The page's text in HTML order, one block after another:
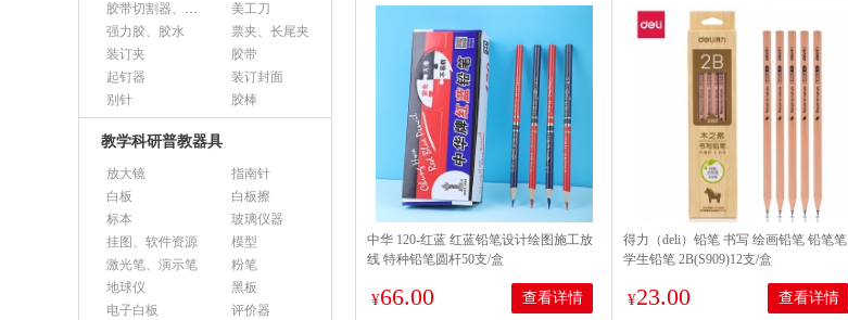
胶带切割器、胶带座、封箱器
美工刀
强力胶、胶水
票夹、长尾夹
装订夹
胶带
起钉器
装订封面
别针
胶棒
教学科研普教器具
放大镜
指南针
白板
白板擦
标本
玻璃仪器
挂图、软件资源
模型
激光笔、演示笔
粉笔
地球仪
黑板
电子白板
评价器
中华 120-红蓝 红蓝铅笔设计绘图施工放
线 特种铅笔圆杆50支/盒
¥66.00 查看详情
得力（deli）铅笔 书写 绘画铅笔 铅笔笔
学生铅笔 2B(S909)12支/盒
¥23.00 查看详情